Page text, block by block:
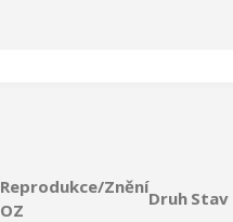
Reprodukce/Znění
OZ
Druh Stav